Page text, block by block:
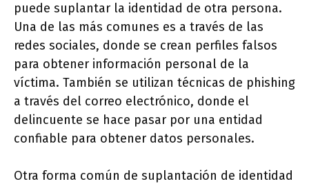
puede suplantar la identidad de otra persona.
Una de las más comunes es a través de las
redes sociales, donde se crean perfiles falsos
para obtener información personal de la
víctima. También se utilizan técnicas de phishing
a través del correo electrónico, donde el
delincuente se hace pasar por una entidad
confiable para obtener datos personales.
Otra forma común de suplantación de identidad